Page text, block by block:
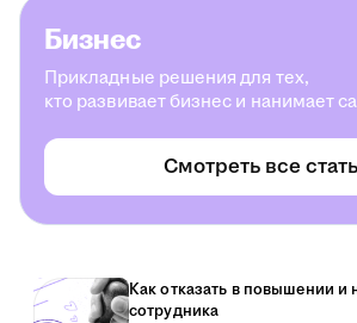
Бизнес
Прикладные решения для тех,
кто развивает бизнес и нанимает
Смотреть все
Как отказать в повышении и
сотрудника